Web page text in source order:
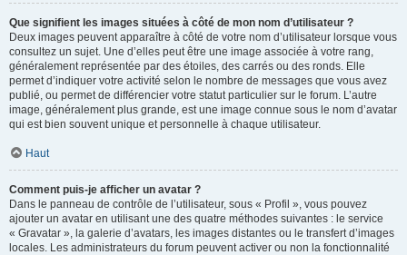
Que signifient les images situées à côté de mon nom d’utilisateur ?
Deux images peuvent apparaître à côté de votre nom d’utilisateur lorsque vous
consultez un sujet. Une d’elles peut être une image associée à votre rang,
généralement représentée par des étoiles, des carrés ou des ronds. Elle
permet d’indiquer votre activité selon le nombre de messages que vous avez
publié, ou permet de différencier votre statut particulier sur le forum. L’autre
image, généralement plus grande, est une image connue sous le nom d’avatar
qui est bien souvent unique et personnelle à chaque utilisateur.
Haut
Comment puis-je afficher un avatar ?
Dans le panneau de contrôle de l’utilisateur, sous « Profil », vous pouvez
ajouter un avatar en utilisant une des quatre méthodes suivantes : le service
« Gravatar », la galerie d’avatars, les images distantes ou le transfert d’images
locales. Les administrateurs du forum peuvent activer ou non la fonctionnalité